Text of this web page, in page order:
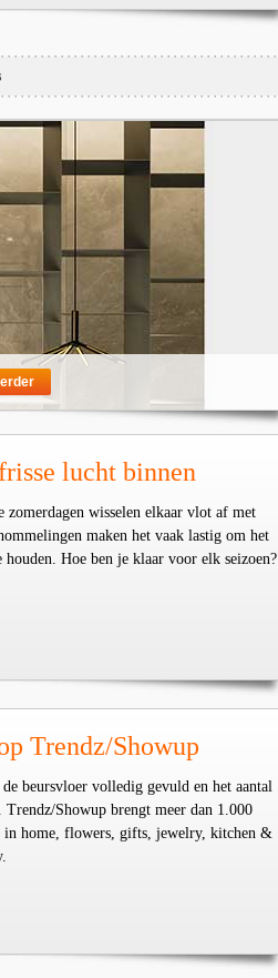
lucht binnen
zomerdagen wisselen elkaar vlot af met
maken het vaak lastig om het
houden. Hoe ben je klaar voor elk seizoen?
Trendz/Showup
beursvloer volledig gevuld en het aantal
Trendz/Showup brengt meer dan 1.000
in home, flowers, gifts, jewelry, kitchen &